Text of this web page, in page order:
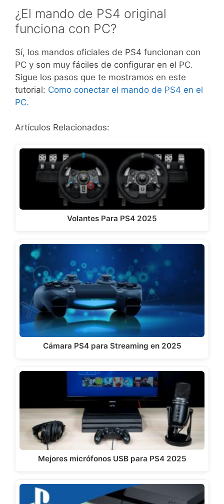
¿El mando de PS4 original
funciona con PC?
Sí, los mandos oficiales de PS4 funcionan con
PC y son muy fáciles de configurar en el PC.
Sigue los pasos que te mostramos en este
tutorial: Como conectar el mando de PS4 en el
PC.
Artículos Relacionados:
Volantes Para PS4 2025
Cámara PS4 para Streaming en 2025
Mejores micrófonos USB para PS4 2025